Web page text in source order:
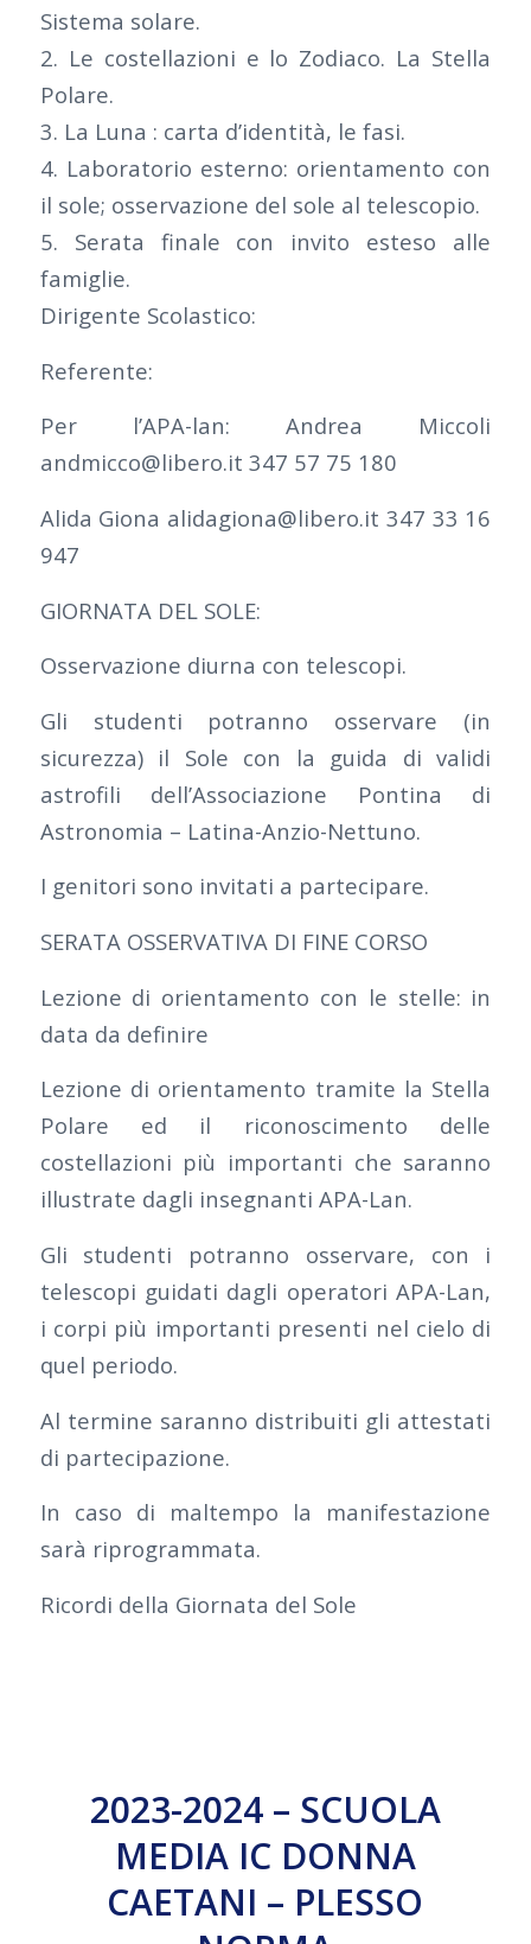
Sistema solare.
2. Le costellazioni e lo Zodiaco. La Stella
Polare.
3. La Luna : carta d’identità, le fasi.
4. Laboratorio esterno: orientamento con
il sole; osservazione del sole al telescopio.
5. Serata finale con invito esteso alle
famiglie.
Dirigente Scolastico:
Referente:
Per l’APA-lan: Andrea Miccoli
andmicco@libero.it 347 57 75 180
Alida Giona alidagiona@libero.it 347 33 16
947
GIORNATA DEL SOLE:
Osservazione diurna con telescopi.
Gli studenti potranno osservare (in
sicurezza) il Sole con la guida di validi
astrofili dell’Associazione Pontina di
Astronomia – Latina-Anzio-Nettuno.
I genitori sono invitati a partecipare.
SERATA OSSERVATIVA DI FINE CORSO
Lezione di orientamento con le stelle: in
data da definire
Lezione di orientamento tramite la Stella
Polare ed il riconoscimento delle
costellazioni più importanti che saranno
illustrate dagli insegnanti APA-Lan.
Gli studenti potranno osservare, con i
telescopi guidati dagli operatori APA-Lan,
i corpi più importanti presenti nel cielo di
quel periodo.
Al termine saranno distribuiti gli attestati
di partecipazione.
In caso di maltempo la manifestazione
sarà riprogrammata.
Ricordi della Giornata del Sole
2023-2024 – SCUOLA
MEDIA IC DONNA
CAETANI – PLESSO